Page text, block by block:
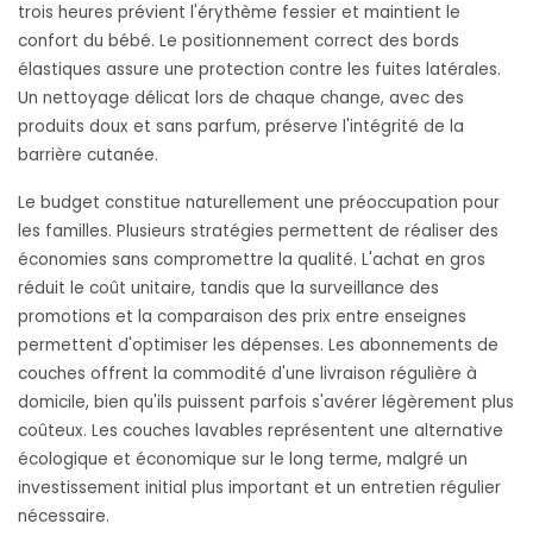
trois heures prévient l'érythème fessier et maintient le
confort du bébé. Le positionnement correct des bords
élastiques assure une protection contre les fuites latérales.
Un nettoyage délicat lors de chaque change, avec des
produits doux et sans parfum, préserve l'intégrité de la
barrière cutanée.
Le budget constitue naturellement une préoccupation pour
les familles. Plusieurs stratégies permettent de réaliser des
économies sans compromettre la qualité. L'achat en gros
réduit le coût unitaire, tandis que la surveillance des
promotions et la comparaison des prix entre enseignes
permettent d'optimiser les dépenses. Les abonnements de
couches offrent la commodité d'une livraison régulière à
domicile, bien qu'ils puissent parfois s'avérer légèrement plus
coûteux. Les couches lavables représentent une alternative
écologique et économique sur le long terme, malgré un
investissement initial plus important et un entretien régulier
nécessaire.